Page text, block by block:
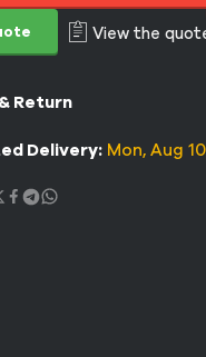
View the
Return
Delivery: Mon, Aug